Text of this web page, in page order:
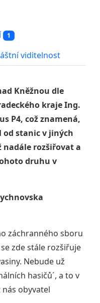
1
viditelnost
Kněžnou dle
kraje Ing.
P4, což znamená,
od stanic v jiných
nadále rozšiřovat a
druhu v
záchranného sboru
zde stále rozšiřuje
Nebude už
hasičů´, a to v
obyvatel